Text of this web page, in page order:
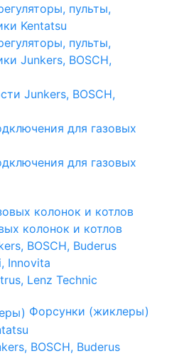
пульты,
Kentatsu
пульты,
Junkers, BOSCH,
Junkers, BOSCH,
для газовых
для газовых
колонок и котлов
BOSCH, Buderus
Innovita
Lenz Technic
Форсунки (жиклеры)
BOSCH, Buderus